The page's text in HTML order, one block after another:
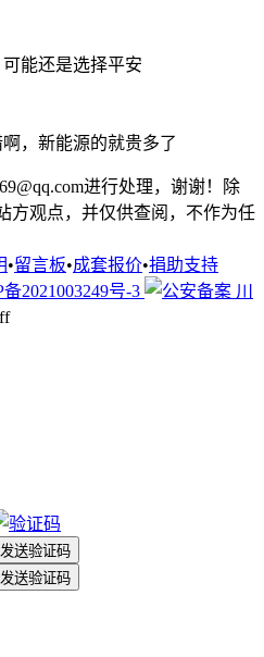
能还是选择平安
，新能源的就贵多了
进行处理，谢谢！除
方观点，并仅供查阅，不作为任
•留言板•成套报价•捐助支持
备2021003249号-3
川
ff